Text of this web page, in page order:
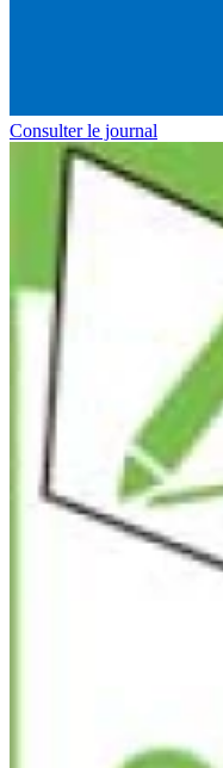
Consulter le journal